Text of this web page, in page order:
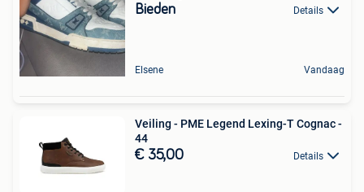
Bieden Details
Elsene Vandaag
Veiling - PME Legend Lexing-T Cognac -
44
€ 35,00 Details